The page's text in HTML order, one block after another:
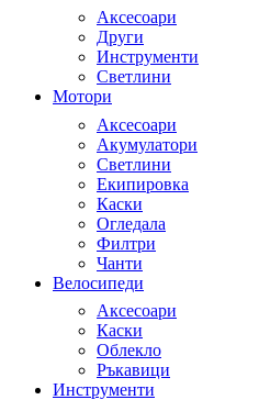
Аксесоари
Други
Инструменти
Светлини
Мотори
Аксесоари
Акумулатори
Светлини
Екипировка
Каски
Огледала
Филтри
Чанти
Велосипеди
Аксесоари
Каски
Облекло
Ръкавици
Инструменти